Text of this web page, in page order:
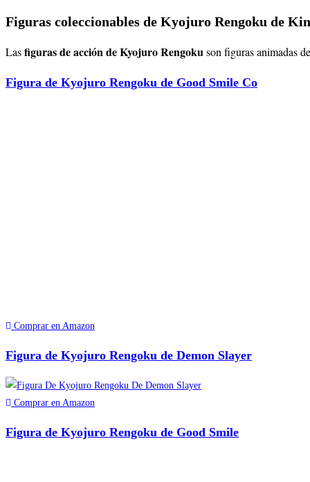
Figuras coleccionables de Kyojuro Rengoku de
Lasfiguras de acción de Kyojuro Rengokuson figuras animadas
Figura de Kyojuro Rengoku de Good Smile Co
Comprar en Amazon
Figura de Kyojuro Rengoku de Demon Slayer
Comprar en Amazon
Figura de Kyojuro Rengoku de Good Smile